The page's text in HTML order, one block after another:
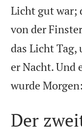
Licht gut war;
von der
das Licht
er Nacht. Und
wurde
Der